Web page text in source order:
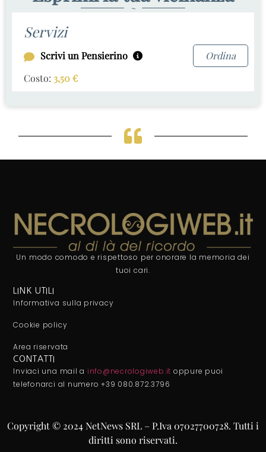
~
Servizi
Scrivi un Pensierino
Ordina
Costo: 3,50€
Un modo comodo e rispettoso per onorare la memoria dei
tuoi cari.
LINK UTILI
Informativa sulla privacy
Cookie policy
Area riservata
CONTATTI
Inviaci una mail a info@necrologiweb.it oppure puoi
telefonarci al numero +39 080.872.3796
Copyright © 2024 NetNews SRL – P.Iva 07027700728. Tutti i
diritti sono riservati.